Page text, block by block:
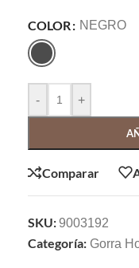
COLOR NEGRO
- +
Comparar
SKU:9003192
Categoría: Gorra